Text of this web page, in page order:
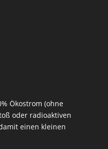
Ökostrom (ohne
oder radioaktiven
einen kleinen